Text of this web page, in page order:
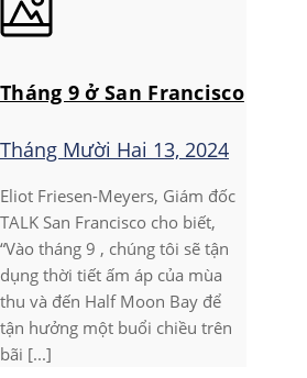
Tháng 9 ở San Francisco
Tháng Mười Hai 13, 2024
Eliot Friesen-Meyers, Giám đốc
TALK San Francisco cho biết,
“Vào tháng 9 , chúng tôi sẽ tận
dụng thời tiết ấm áp của mùa
thu và đến Half Moon Bay để
tận hưởng một buổi chiều trên
bãi [...]